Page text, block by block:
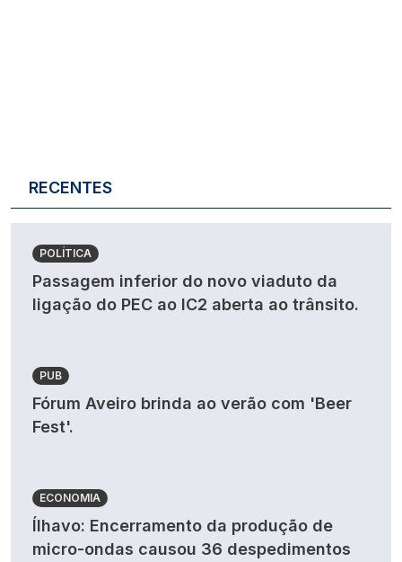
RECENTES
POLÍTICA
Passagem inferior do novo viaduto da
ligação do PEC ao IC2 aberta ao trânsito.
PUB
Fórum Aveiro brinda ao verão com 'Beer
Fest'.
ECONOMIA
Ílhavo: Encerramento da produção de
micro-ondas causou 36 despedimentos